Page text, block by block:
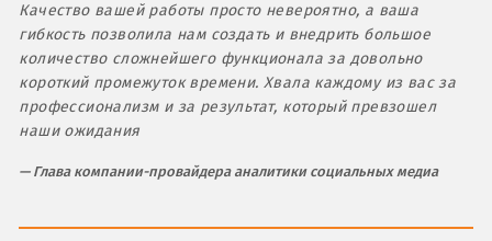
Качество вашей работы просто невероятно, а ваша
гибкость позволила нам создать и внедрить большое
количество сложнейшего функционала за довольно
короткий промежуток времени. Хвала каждому из вас за
профессионализм и за результат, который превзошел
наши ожидания
Глава компании-провайдера аналитики социальных медиа